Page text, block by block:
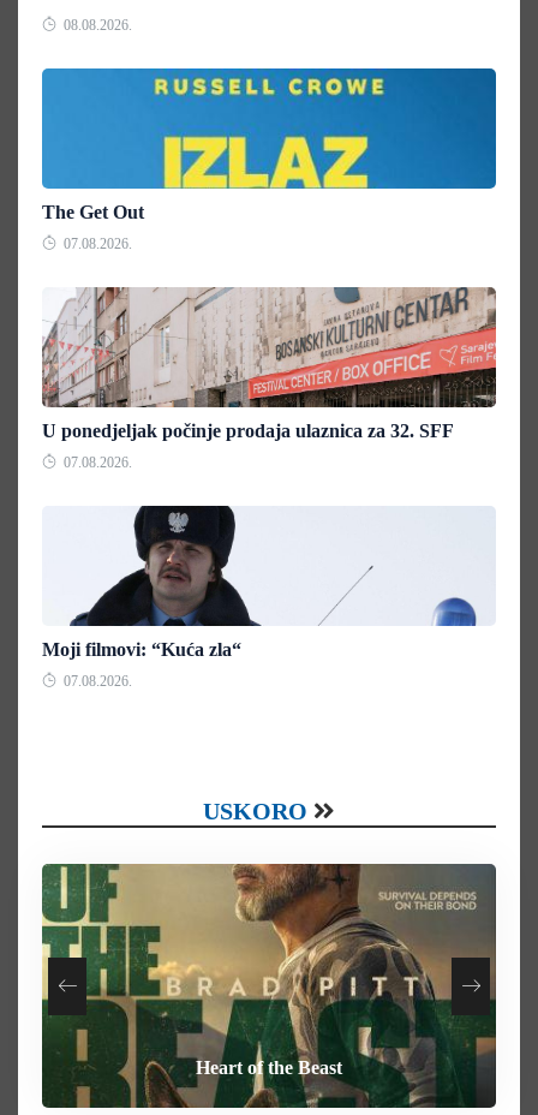
08.08.2026.
The Get Out
07.08.2026.
U ponedjeljak počinje prodaja ulaznica za 32. SFF
07.08.2026.
Moji filmovi: “Kuća zla“
07.08.2026.
USKORO
Your Mother Your Mother Your Mother
Heart of the Beast
Behemoth
How To Rob A Bank